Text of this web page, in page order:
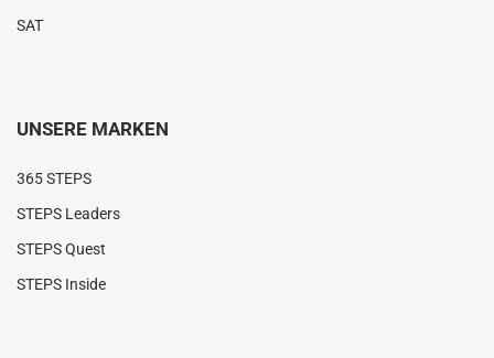
SAT
UNSERE MARKEN
365 STEPS
STEPS Leaders
STEPS Quest
STEPS Inside